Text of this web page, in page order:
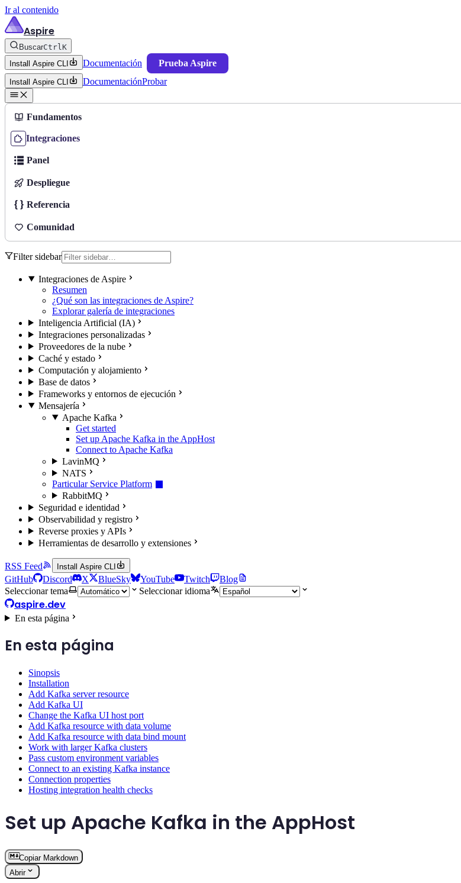
Ir al contenido
Aspire
BuscarCtrlK
Install Aspire CLI
Documentación Prueba Aspire
Install Aspire CLI DocumentaciónProbar
Fundamentos
Integraciones
Panel
Despliegue
Referencia
Comunidad
Filter sidebar
Integraciones de Aspire
Resumen
¿Qué son las integraciones de Aspire?
Explorar galería de integraciones
Inteligencia Artificial (IA)
Integraciones personalizadas
Proveedores de la nube
Caché y estado
Computación y alojamiento
Base de datos
Frameworks y entornos de ejecución
Mensajería
Apache Kafka
Get started
Set up Apache Kafka in the AppHost
Connect to Apache Kafka
LavinMQ
NATS
Particular Service Platform
RabbitMQ
Seguridad e identidad
Observabilidad y registro
Reverse proxies y APIs
Herramientas de desarrollo y extensiones
RSS Feed Install Aspire CLI
GitHub Discord X BlueSky YouTube Twitch
Blog
Seleccionar tema
Seleccionar idioma
aspire.dev
En esta página
En esta página
Sinopsis
Installation
Add Kafka server resource
Add Kafka UI
Change the Kafka UI host port
Add Kafka resource with data volume
Add Kafka resource with data bind mount
Work with larger Kafka clusters
Pass custom environment variables
Connect to an existing Kafka instance
Connection properties
Hosting integration health checks
Set up Apache Kafka in the AppHost
Copiar Markdown
Abrir